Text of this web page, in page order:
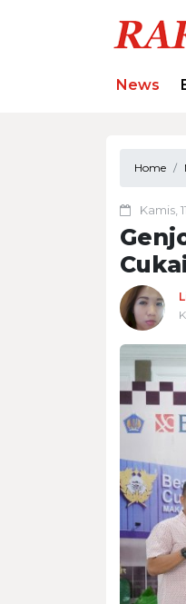
News
Home
Kamis,